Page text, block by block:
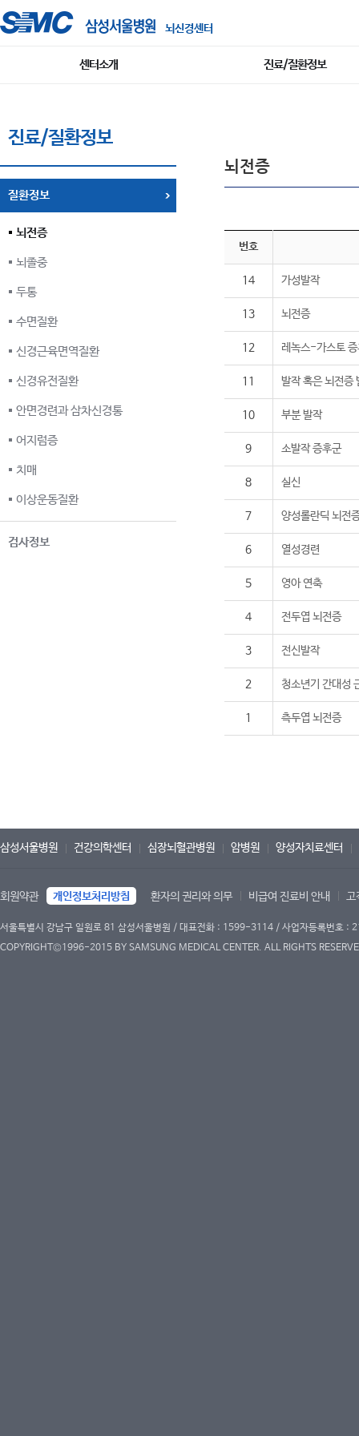
뇌신경센터
센터소개 진료/질환정보
진료/질환정보
질환정보
뇌전증
뇌졸중
두통
수면질환
신경근육면역질환
신경유전질환
안면경련과 삼차신경통
어지럼증
치매
이상운동질환
검사정보
뇌전증
번호
14 가성발작
13 뇌전증
12 레녹스-가스토
11 발작 혹은 뇌전증
10 부분 발작
9 소발작 증후군
8 실신
7 양성롤란딕 뇌전
6 열성경련
5 영아 연축
4 전두엽 뇌전증
3 전신발작
2 청소년기 간대성
1 측두엽 뇌전증
삼성서울병원 건강의학센터 심장뇌혈관병원 암병원 양성자치료센터
회원약관 개인정보처리방침 환자의 권리와 의무 비급여 진료비 안내 고
서울특별시 강남구 일원로 81 삼성서울병원 / 대표전화 : 1599-3114 / 사업자등록번호
COPYRIGHT©1996-2015 BY SAMSUNG MEDICAL CENTER. ALL RIGHTS